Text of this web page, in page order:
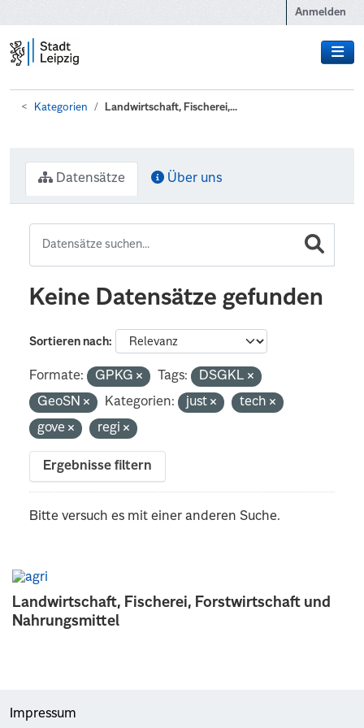
Anmelden
Kategorien Landwirtschaft, Fischerei,...
Landwirtschaft, Fischerei, Forstwirtschaft und
Nahrungsmittel
Datensätze Über uns
Keine Datensätze gefunden
Sortieren nach
Formate: GPKG Tags:
DSGKL
GeoSN
Kategorien: just
tech
gove
regi
Ergebnisse filtern
Bitte versuch es mit einer anderen Suche.
Impressum